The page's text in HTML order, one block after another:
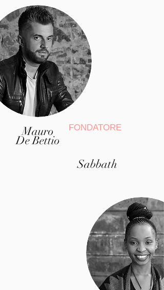
Mauro
De Bettio
FONDATORE
Sabbath